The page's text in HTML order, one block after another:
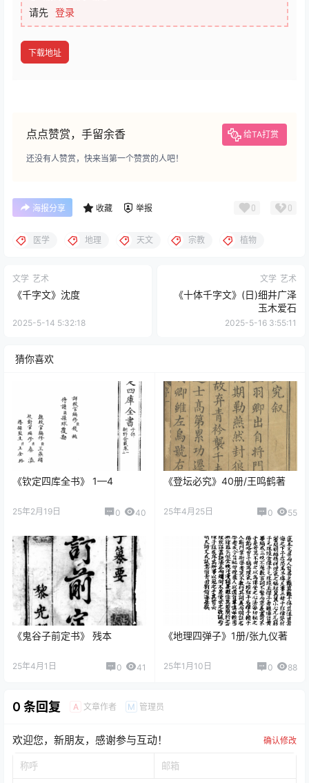
请先 登录
下载地址
点点赞赏，手留余香 给TA打赏
还没有人赞赏，快来当第一个赞赏的人吧！
海报分享 收藏 举报 0 0
医学 地理 天文 宗教 植物
文学 艺术
《千字文》沈度
2025-5-14 5:32:18
文学 艺术
《十体千字文》(日)细井广泽
玉木爱石
2025-5-16 3:55:11
猜你喜欢
《钦定四库全书》 1—4
25年2月19日 0 40
《登坛必究》40册/王鸣鹤著
25年4月25日 0 55
《鬼谷子前定书》 残本
25年4月1日 0 41
《地理四弹子》1册/张九仪著
25年1月10日 0 88
0 条回复 A 文章作者 M 管理员
欢迎您，新朋友，感谢参与互动！ 确认修改